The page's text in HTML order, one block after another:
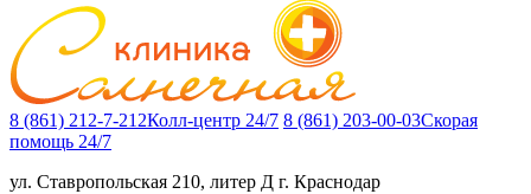
8 (861) 212-7-212Колл-центр 24/7 8 (861) 203-00-03Скорая
помощь 24/7
ул. Ставропольская 210, литер Д г. Краснодар